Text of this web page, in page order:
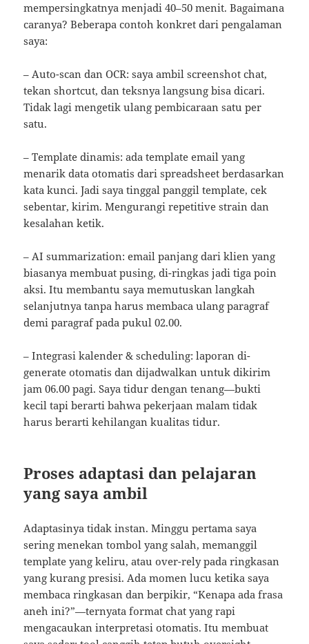
mempersingkatnya menjadi 40–50 menit. Bagaimana
caranya? Beberapa contoh konkret dari pengalaman
saya:
– Auto-scan dan OCR: saya ambil screenshot chat,
tekan shortcut, dan teksnya langsung bisa dicari.
Tidak lagi mengetik ulang pembicaraan satu per
satu.
– Template dinamis: ada template email yang
menarik data otomatis dari spreadsheet berdasarkan
kata kunci. Jadi saya tinggal panggil template, cek
sebentar, kirim. Mengurangi repetitive strain dan
kesalahan ketik.
– AI summarization: email panjang dari klien yang
biasanya membuat pusing, di-ringkas jadi tiga poin
aksi. Itu membantu saya memutuskan langkah
selanjutnya tanpa harus membaca ulang paragraf
demi paragraf pada pukul 02.00.
– Integrasi kalender & scheduling: laporan di-
generate otomatis dan dijadwalkan untuk dikirim
jam 06.00 pagi. Saya tidur dengan tenang—bukti
kecil tapi berarti bahwa pekerjaan malam tidak
harus berarti kehilangan kualitas tidur.
Proses adaptasi dan pelajaran
yang saya ambil
Adaptasinya tidak instan. Minggu pertama saya
sering menekan tombol yang salah, memanggil
template yang keliru, atau over-rely pada ringkasan
yang kurang presisi. Ada momen lucu ketika saya
membaca ringkasan dan berpikir, “Kenapa ada frasa
aneh ini?”—ternyata format chat yang rapi
mengacaukan interpretasi otomatis. Itu membuat